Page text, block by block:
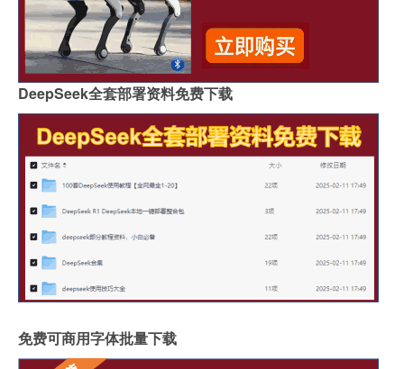
DeepSeek全套部署资料免费下载
免费可商用字体批量下载